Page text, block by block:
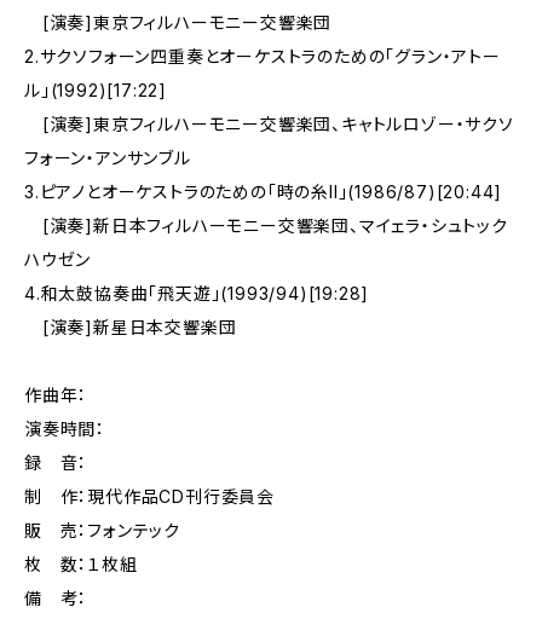
[演奏]東京フィルハーモニー交響楽団
2.サクソフォーン四重奏とオーケストラのための「グラン・アトー
ル」(1992)[17:22]
[演奏]東京フィルハーモニー交響楽団、キャトルロゾー・サクソ
フォーン・アンサンブル
3.ピアノとオーケストラのための「時の糸II」(1986/87)[20:44]
[演奏]新日本フィルハーモニー交響楽団、マイェラ・シュトック
ハウゼン
4.和太鼓協奏曲「飛天遊」(1993/94)[19:28]
[演奏]新星日本交響楽団
作曲年：
演奏時間：
録 音：
制 作：現代作品CD刊行委員会
販 売：フォンテック
枚 数：１枚組
備 考：